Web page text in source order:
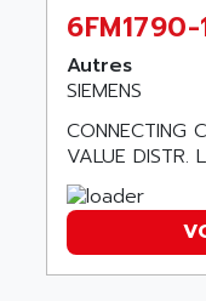
LFL
ALTIVAR 58
KRC2
ABR7
VR1B
MDLD
MENTOR 2
KRC1
ARO
AROLIT-
ARPEGE
ARROW
ARSEFRAM
ARSILICII
Autres
SIEMENS
CONNECTING
VALUE DISTR.